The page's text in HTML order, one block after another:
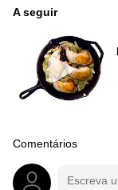
A seguir
Comentários